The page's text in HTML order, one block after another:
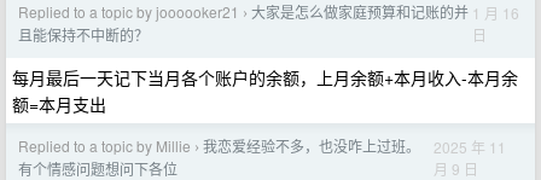
Replied to a topic by joooooker21 › 大家是怎么做家庭预算和记账的并
且能保持不中断的？
1 月 16
日
每月最后一天记下当月各个账户的余额，上月余额+本月收入-本月余
额=本月支出
Replied to a topic by Millie › 我恋爱经验不多，也没咋上过班。
有个情感问题想问下各位
2025 年 11
月 9 日